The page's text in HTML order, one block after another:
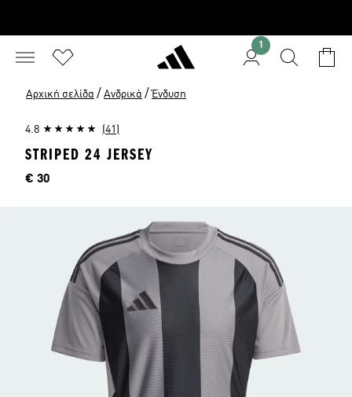
1
Αρχική σελίδα / Ανδρικά / Ένδυση
4.8 (41)
STRIPED 24 JERSEY
Τιμή
€ 30